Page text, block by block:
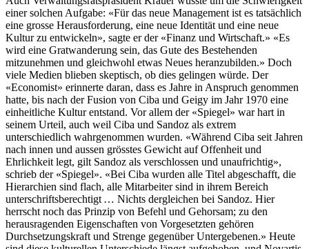
einer solchen Aufgabe: «Für das neue Management ist es tatsächlich
eine grosse Herausforderung, eine neue Identität und eine neue
Kultur zu entwickeln», sagte er der «Finanz und Wirtschaft.» «Es
wird eine Gratwanderung sein, das Gute des Bestehenden
mitzunehmen und gleichwohl etwas Neues heranzubilden.» Doch
viele Medien blieben skeptisch, ob dies gelingen würde. Der
«Economist» erinnerte daran, dass es Jahre in Anspruch genommen
hatte, bis nach der Fusion von Ciba und Geigy im Jahr 1970 eine
einheitliche Kultur entstand. Vor allem der «Spiegel» war hart in
seinem Urteil, auch weil Ciba und Sandoz als extrem
unterschiedlich wahrgenommen wurden. «Während Ciba seit Jahren
nach innen und aussen grösstes Gewicht auf Offenheit und
Ehrlichkeit legt, gilt Sandoz als verschlossen und unaufrichtig»,
schrieb der «Spiegel». «Bei Ciba wurden alle Titel abgeschafft, die
Hierarchien sind flach, alle Mitarbeiter sind in ihrem Bereich
unterschriftsberechtigt … Nichts dergleichen bei Sandoz. Hier
herrscht noch das Prinzip von Befehl und Gehorsam; zu den
herausragenden Eigenschaften von Vorgesetzten gehören
Durchsetzungskraft und Strenge gegenüber Untergebenen.» Heute